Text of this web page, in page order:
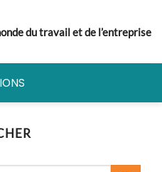
du travail et de l’entreprise